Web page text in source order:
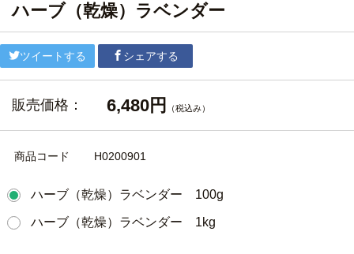
ハーブ（乾燥）ラベンダー
ツイートする シェアする
販売価格： 6,480円 （税込み）
商品コード H0200901
ハーブ（乾燥）ラベンダー 100g
ハーブ（乾燥）ラベンダー 1kg